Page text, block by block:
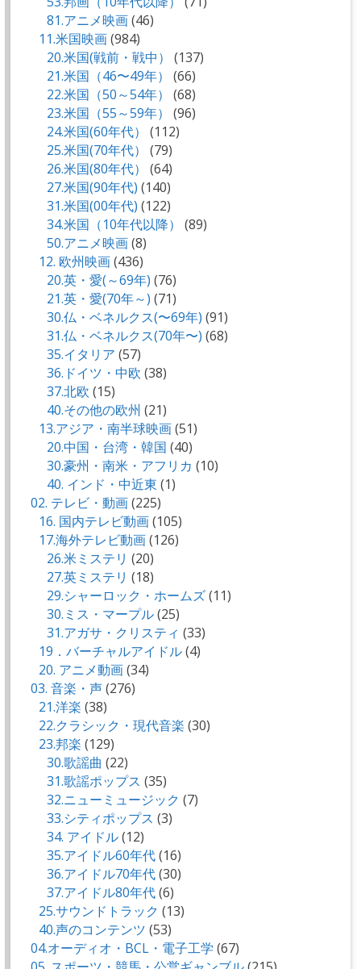
81.アニメ映画(46)
11.米国映画(984)
20.米国(戦前・戦中）
(137)
21.米国（46〜49年）
(66)
22.米国（50～54年）
(68)
23.米国（55～59年）
(96)
24.米国(60年代）
(112)
25.米国(70年代）
(79)
26.米国(80年代）
(64)
27.米国(90年代) (140)
31.米国(00年代) (122)
34.米国（10年代以降）
(89)
50.アニメ映画(8)
12. 欧州映画(436)
20.英・愛(～69年) (76)
21.英・愛(70年～) (71)
30.仏・ベネルクス(〜69年) (91)
31.仏・ベネルクス(70年〜) (68)
35.イタリア (57)
36.ドイツ・中欧 (38)
37.北欧 (15)
40.その他の欧州 (21)
13.アジア・南半球映画(51)
20.中国・台湾・韓国 (40)
30.豪州・南米・アフリカ (10)
40. インド・中近東 (1)
02. テレビ・動画(225)
16. 国内テレビ動画(105)
17.海外テレビ動画(126)
26.米ミステリ (20)
27.英ミステリ (18)
29.シャーロック・ホームズ(11)
30.ミス・マープル(25)
31.アガサ・クリスティ (33)
19．バーチャルアイドル(4)
20. アニメ動画(34)
03. 音楽・声(276)
21.洋楽 (38)
22.クラシック・現代音楽 (30)
23.邦楽 (129)
30.歌謡曲 (22)
31.歌謡ポップス (35)
32.ニューミュージック (7)
33.シティポップス (3)
34. アイドル(12)
35.アイドル60年代(16)
36.アイドル70年代(30)
37.アイドル80年代(6)
25.サウンドトラック (13)
40.声のコンテンツ (53)
04.オーディオ・BCL・電子工学 (67)